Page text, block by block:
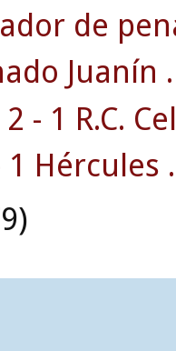
de
Juanín .
- 1 R.C.
1 Hércules .